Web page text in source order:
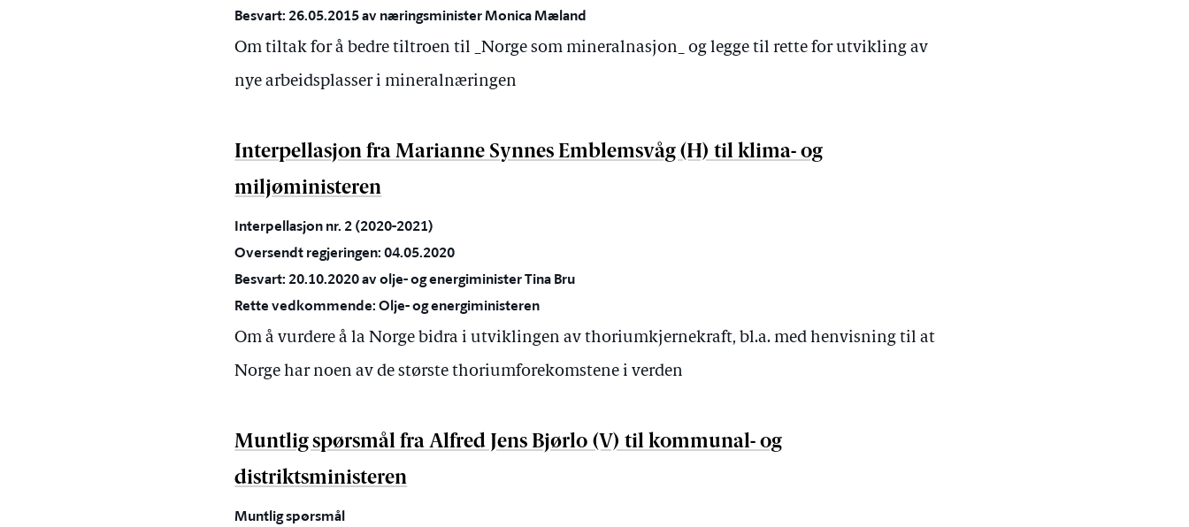
Besvart: 26.05.2015 av næringsminister Monica Mæland
Om tiltak for å bedre tiltroen til _Norge som mineralnasjon_ og legge til rette for utvikling av
nye arbeidsplasser i mineralnæringen
Interpellasjon fra Marianne Synnes Emblemsvåg (H) til klima- og
miljøministeren
Interpellasjon nr. 2 (2020-2021)
Oversendt regjeringen: 04.05.2020
Besvart: 20.10.2020 av olje- og energiminister Tina Bru
Rette vedkommende: Olje- og energiministeren
Om å vurdere å la Norge bidra i utviklingen av thoriumkjernekraft, bl.a. med henvisning til at
Norge har noen av de største thoriumforekomstene i verden
Muntlig spørsmål fra Alfred Jens Bjørlo (V) til kommunal- og
distriktsministeren
Muntlig spørsmål